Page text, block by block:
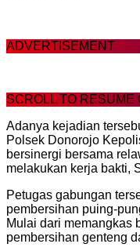
ADVERTISEMENT
SCROLL TO RESUME
Adanya kejadian
Polsek Donorojo
bersinergi bersama
melakukan kerja bakti,
Petugas gabungan
pembersihan puing-
Mulai dari memangkas
pembersihan genteng